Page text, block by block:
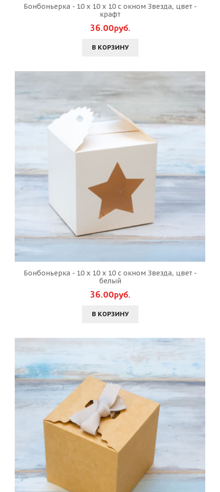
Бонбоньерка - 10 х 10 х 10 с окном Звезда, цвет -
крафт
36.00руб.
В КОРЗИНУ
Бонбоньерка - 10 х 10 х 10 с окном Звезда, цвет -
белый
36.00руб.
В КОРЗИНУ